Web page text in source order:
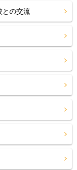
との交流